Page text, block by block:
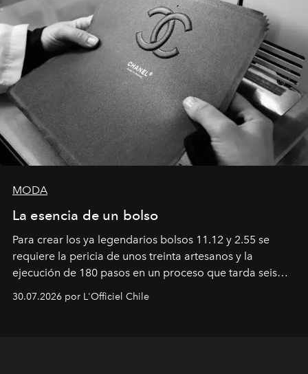
MODA
La esencia de un bolso
Para crear los ya legendarios bolsos 11.12 y 2.55 se
requiere la pericia de unos treinta artesanos y la
ejecución de 180 pasos en un proceso que tarda seis
semanas. Los expertos ponen en práctica una técnica
que se enseña solamente en la escuela de formación de
30.07.2026 por L'Officiel Chile